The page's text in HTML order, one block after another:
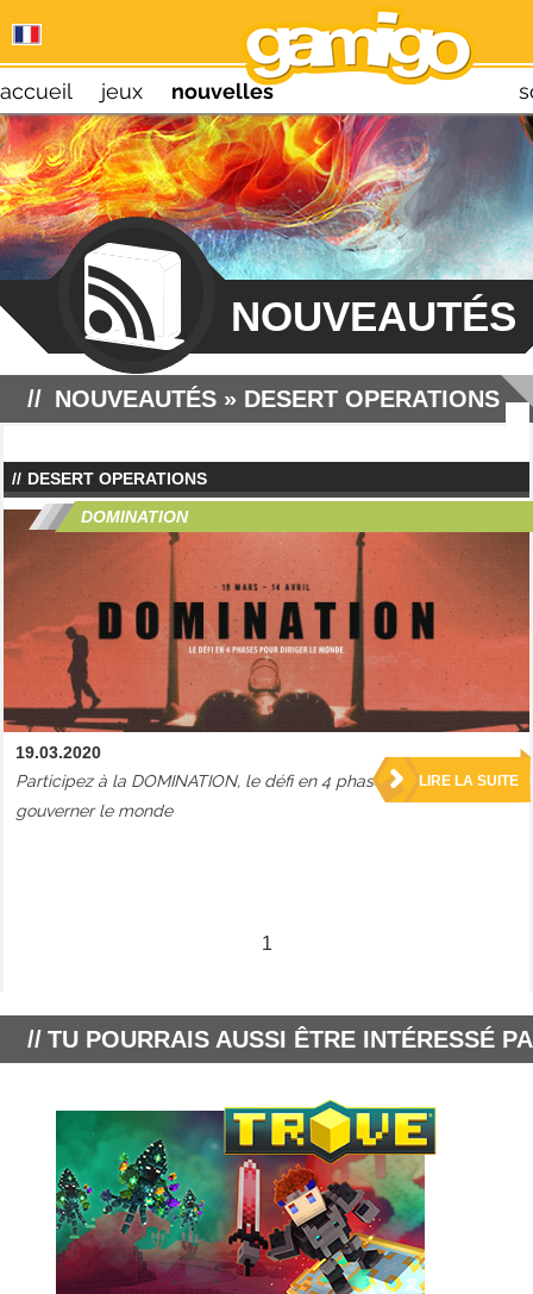
accueil jeux nouvelles
NOUVEAUTÉS
NOUVEAUTÉS » DESERT OPERATIONS
DESERT OPERATIONS
DOMINATION
19.03.2020
Participez à la DOMINATION, le défi en 4 phases pour
gouverner le monde
LIRE LA SUITE
1
TU POURRAIS AUSSI ÊTRE INTÉRESSÉ